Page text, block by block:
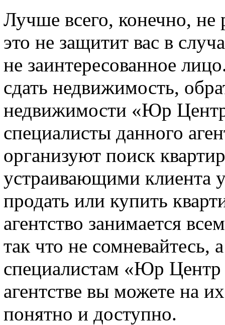
Лучше всего, конечно, не
это не защитит вас в
не заинтересованное
сдать недвижимость,
недвижимости «Юр
специалисты данного
организуют поиск
устраивающими клиента
продать или купить
агентство занимается
так что не сомневайтесь,
специалистам «Юр
агентстве вы можете на
понятно и доступно.